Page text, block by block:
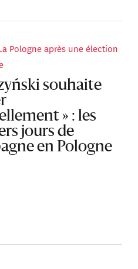
Pologne après une élection
souhaite
» : les
jours de
en Pologne